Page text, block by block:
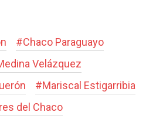
#Chaco Paraguayo
Velázquez
#Mariscal Estigarribia
del Chaco